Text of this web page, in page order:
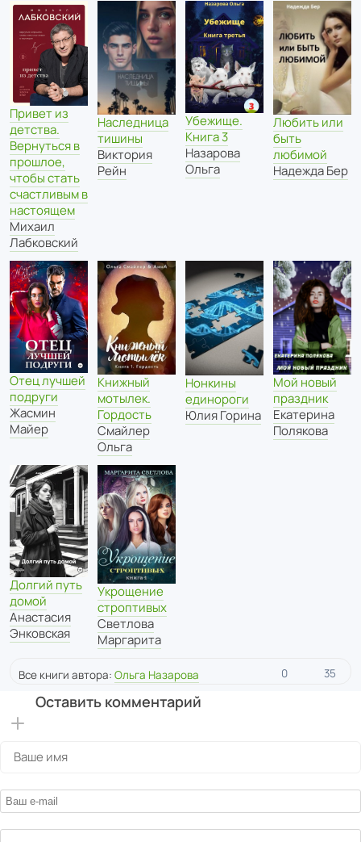
Привет из
детства.
Вернуться в
прошлое,
чтобы стать
счастливым в
настоящем
Михаил
Лабковский
Наследница
тишины
Виктория
Рейн
Убежище.
Книга 3
Назарова
Ольга
Любить или
быть
любимой
Надежда Бер
Отец лучшей
подруги
Жасмин
Майер
Книжный
мотылек.
Гордость
Смайлер
Ольга
Нонкины
единороги
Юлия Горина
Мой новый
праздник
Екатерина
Полякова
Долгий путь
домой
Анастасия
Энковская
Укрощение
строптивых
Светлова
Маргарита
Все книги автора: Ольга Назарова 0 35
Оставить комментарий